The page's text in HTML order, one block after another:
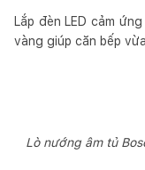
Lắp đèn LED cảm
vàng giúp căn bếp
Lò nướng âm tủ